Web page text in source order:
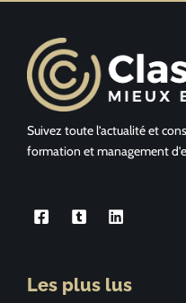
Suivez toute l’actualité et
formation et management
Les plus lus